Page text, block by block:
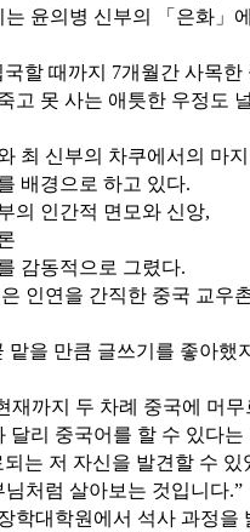
윤의병 신부의 「은화」
할 때까지 7개월간 사목
고 못 사는 애틋한 우정도
최 신부의 차쿠에서의 마
배경으로 하고 있다.
의 인간적 면모와 신앙,
감동적으로 그렸다.
인연을 간직한 중국 교우
맡을 만큼 글쓰기를 좋아
재까지 두 차례 중국에 머
리 중국어를 할 수 있다
는 저 자신을 발견할 수
처럼 살아보는 것입니다.”
학대학원에서 석사 과정을